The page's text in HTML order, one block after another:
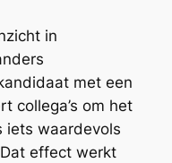
in
met een
collega’s om het
iets waardevols
effect werkt